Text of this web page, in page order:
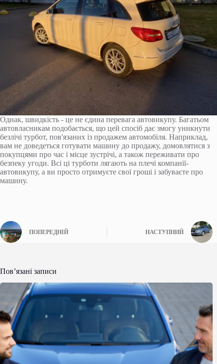
Однак, швидкість - це не єдина перевага автовикупу. Багатьом
автовласникам подобається, що цей спосіб дає змогу уникнути
безлічі турбот, пов'язаних із продажем автомобіля. Наприклад,
вам не доведеться готувати машину до продажу, домовлятися з
покупцями про час і місце зустрічі, а також переживати про
безпеку угоди. Всі ці турботи лягають на плечі компанії-
автовикупу, а ви просто отримуєте свої гроші і забуваєте про
машину.
ПОПЕРЕДНІЙ НАСТУПНИЙ
Пов’язані записи